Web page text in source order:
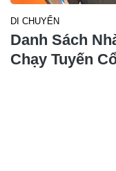
DI CHUYỂN
Danh Sách
Chạy Tuyến